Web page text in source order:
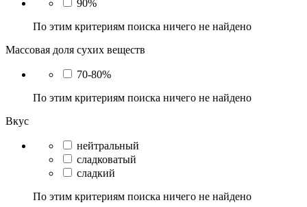
90%
По этим критериям поиска ничего не найдено
Массовая доля сухих веществ
70-80%
По этим критериям поиска ничего не найдено
Вкус
нейтральный
сладковатый
сладкий
По этим критериям поиска ничего не найдено